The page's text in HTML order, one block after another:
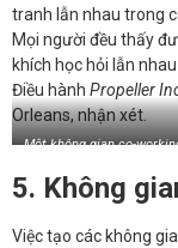
tranh lẫn nhau trong
Mọi người đều thấy
khích học hỏi lẫn
Điều hành Propeller
Orleans, nhận xét.
Một không gian co-
5. Không
Việc tạo các không